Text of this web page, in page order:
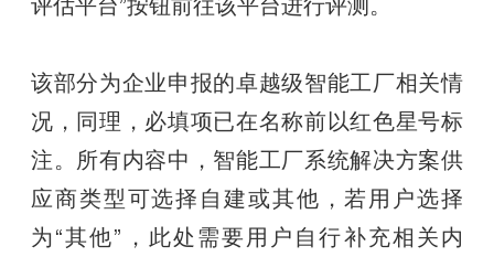
该部分为企业申报的卓越级智能工厂相关情
况，同理，必填项已在名称前以红色星号标
注。所有内容中，智能工厂系统解决方案供
应商类型可选择自建或其他，若用户选择
为“其他”，此处需要用户自行补充相关内